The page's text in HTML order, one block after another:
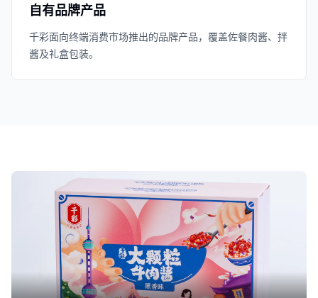
自有品牌产品
千彩面向终端消费市场推出的品牌产品，覆盖佐餐肉酱、拌
酱及礼盒包装。